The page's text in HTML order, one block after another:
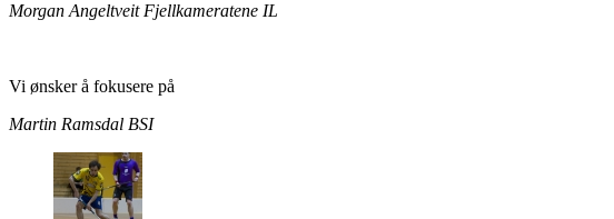
Morgan AngeltveitFjellkameratene IL
Vi ønsker å fokusere på
Martin Ramsdal BSI